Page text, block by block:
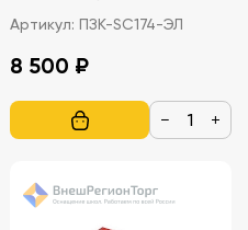
Артикул: ПЗК-SC174-ЭЛ
8 500 ₽
− +